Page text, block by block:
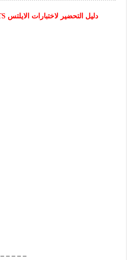
دليل التحضير لاختبارات الايلتس IELTS في اللغة الإنجليزية
– – – – –